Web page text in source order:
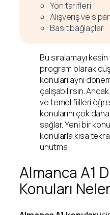
Yön tarifleri
Alışveriş ve
Basit bağlaçlar
Bu sıralamayı
program olarak
konuları aynı
çalışabilirsin.
ve temel fiilleri
konularını çok
sağlar. Yeni bir
konularla kısa
unutma.
Almanca A1
Konuları